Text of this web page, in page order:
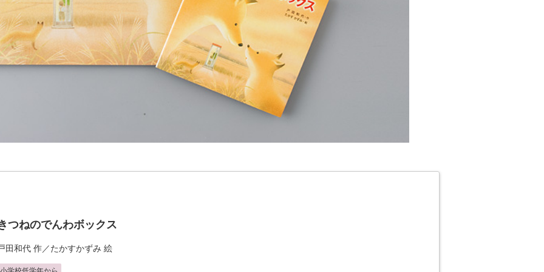
つねのでんわボックス
田和代 作／たかすかずみ 絵